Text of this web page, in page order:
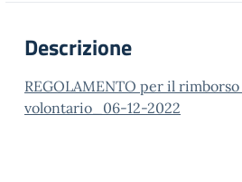
Descrizione
REGOLAMENTO per il
volontario_06-12-2022